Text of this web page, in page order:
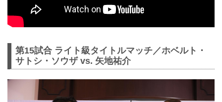
第15試合 ライト級タイトルマッチ／ホベルト・
サトシ・ソウザ vs. 矢地祐介